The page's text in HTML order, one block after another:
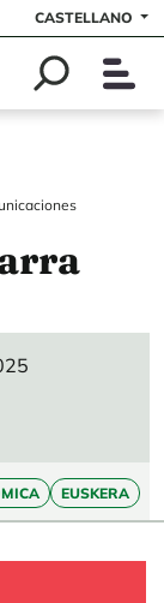
CASTELLANO
EUSKERA